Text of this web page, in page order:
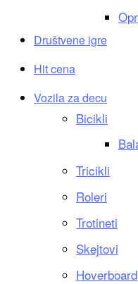
Društvene igre
Hit cena
Vozila za decu
Bicikli
Tricikli
Roleri
Trotineti
Skejtovi
Hoverboard